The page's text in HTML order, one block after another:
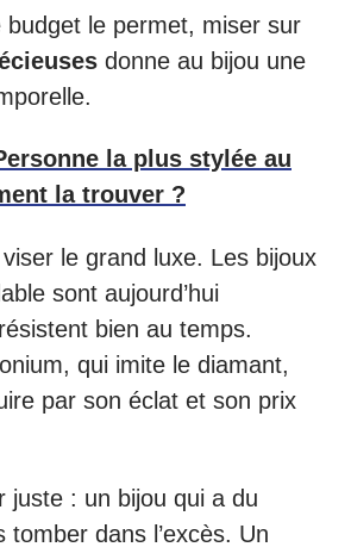
budget le permet, miser sur
donne au bijou une
la plus stylée au
la trouver ?
viser le grand luxe. Les bijoux
sont aujourd’hui
bien au temps.
qui imite le diamant,
par son éclat et son prix
juste : un bijou qui a du
tomber dans l’excès. Un